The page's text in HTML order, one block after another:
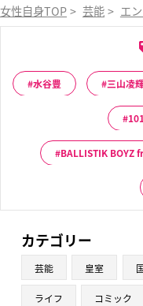
女性自身TOP > 芸能 > エ
水谷豊 三山凌
BALLISTIK BOYZ
カテゴリー
芸能 皇室
ライフ コミック